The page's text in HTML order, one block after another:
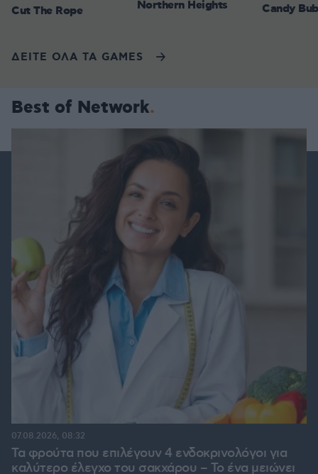
Cut The Rope Northern Heights Candy
ΔΕΙΤΕ ΟΛΑ ΤΑ GAMES
Best of Network
Τα φρούτα που επιλέγουν 4 ενδοκρινολόγοι για
καλύτερο έλεγχο του σακχάρου – Το ένα μειώνει
07.08.2026, 08:32